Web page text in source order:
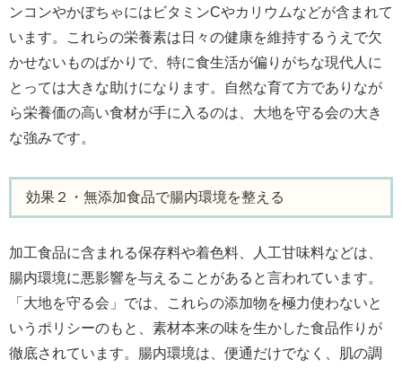
ンコンやかぼちゃにはビタミンCやカリウムなどが含まれて
います。これらの栄養素は日々の健康を維持するうえで欠
かせないものばかりで、特に食生活が偏りがちな現代人に
とっては大きな助けになります。自然な育て方でありなが
ら栄養価の高い食材が手に入るのは、大地を守る会の大き
な強みです。
効果２・無添加食品で腸内環境を整える
加工食品に含まれる保存料や着色料、人工甘味料などは、
腸内環境に悪影響を与えることがあると言われています。
「大地を守る会」では、これらの添加物を極力使わないと
いうポリシーのもと、素材本来の味を生かした食品作りが
徹底されています。腸内環境は、便通だけでなく、肌の調